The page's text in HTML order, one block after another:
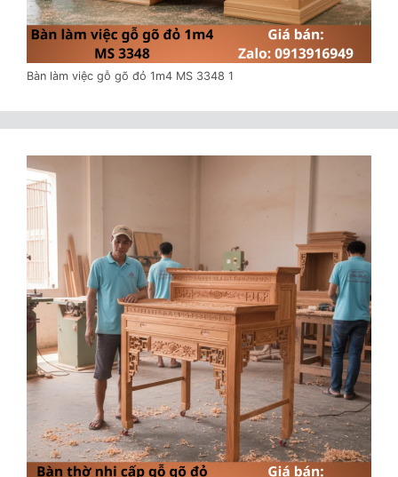
Bàn làm việc gỗ gõ đỏ 1m4 MS 3348 1